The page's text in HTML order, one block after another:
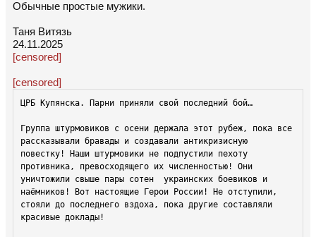
Обычные простые мужики.
Таня Витязь
24.11.2025
[censored]
[censored]
​​​​​​ЦРБ Купянска. Парни приняли свой последний бой…
Группа штурмовиков с осени держала этот рубеж, пока все
рассказывали бравады и создавали антикризисную
повестку! Наши штурмовики не подпустили пехоту
противника, превосходящего их численностью! Они
уничтожили свыше пары сотен  украинских боевиков и
наёмников! Вот настоящие Герои России! Не отступили,
стояли до последнего вздоха, пока другие составляли
красивые доклады!